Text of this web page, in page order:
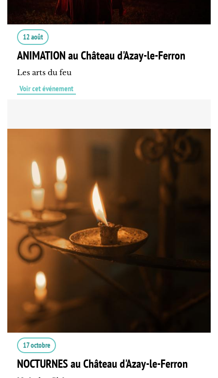
12 août
ANIMATION au Château d'Azay-le-Ferron
Les arts du feu
Voir cet événement
17 octobre
NOCTURNES au Château d'Azay-le-Ferron